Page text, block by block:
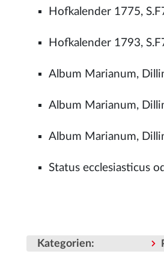
Hofkalender 1775,
Hofkalender 1793,
Album Marianum,
Album Marianum,
Album Marianum,
Status ecclesiasticus
Kategorien: